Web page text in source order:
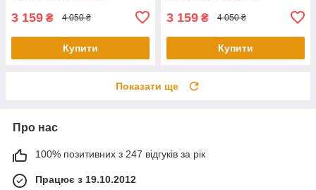
3 159 ₴ 4 050 ₴
Купити
3 159 ₴ 4 050 ₴
Купити
Показати ще
Про нас
100% позитивних з 247 відгуків за рік
Працює з 19.10.2012